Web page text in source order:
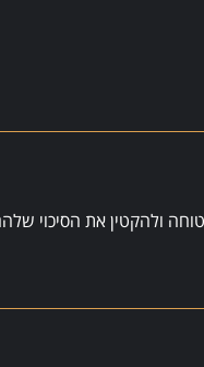
ולהקטין את הסיכוי